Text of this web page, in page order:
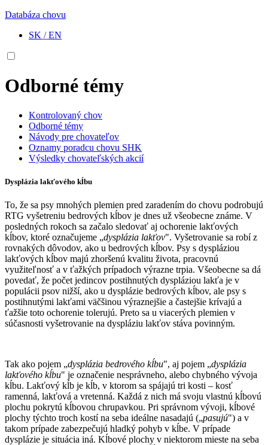
Databáza chovu
SK /EN
Odborné témy
Kontrolovaný chov
Odborné témy
Návody pre chovateľov
Oznamy poradcu chovu SHK
Výsledky chovateľských akcií
Dysplázia lakťového kĺbu
To, že sa psy mnohých plemien pred zaradením do chovu podrobujú
RTG vyšetreniu bedrových kĺbov je dnes už všeobecne známe. V
posledných rokoch sa začalo sledovať aj ochorenie lakťových
kĺbov, ktoré označujeme „dysplázia lakťov". Vyšetrovanie sa robí z
rovnakých dôvodov, ako u bedrových kĺbov. Psy s dyspláziou
lakťových kĺbov majú zhoršenú kvalitu života, pracovnú
využiteľnosť a v ťažkých prípadoch výrazne trpia. Všeobecne sa dá
povedať, že počet jedincov postihnutých dyspláziou lakťa je v
populácii psov nižší, ako u dysplázie bedrových kĺbov, ale psy s
postihnutými lakťami väčšinou výraznejšie a častejšie krívajú a
ťažšie toto ochorenie tolerujú. Preto sa u viacerých plemien v
súčasnosti vyšetrovanie na dyspláziu lakťov stáva povinným.
Tak ako pojem „dysplázia bedrového kĺbu", aj pojem „dysplázia
lakťového kĺbu" je označenie nesprávneho, alebo chybného vývoja
kĺbu. Lakťový kĺb je kĺb, v ktorom sa spájajú tri kosti – kosť
ramenná, lakťová a vretenná. Každá z nich má svoju vlastnú kĺbovú
plochu pokrytú kĺbovou chrupavkou. Pri správnom vývoji, kĺbové
plochy týchto troch kostí na seba ideálne nasadajú („pasujú") a v
takom prípade zabezpečujú hladký pohyb v kĺbe. V prípade
dysplázie je situácia iná. Kĺbové plochy v niektorom mieste na seba